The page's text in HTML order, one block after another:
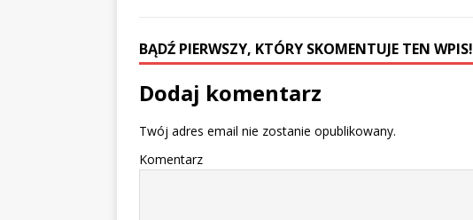
BĄDŹ PIERWSZY, KTÓRY SKOMENTUJE TEN WPIS!
Dodaj komentarz
Twój adres email nie zostanie opublikowany.
Komentarz